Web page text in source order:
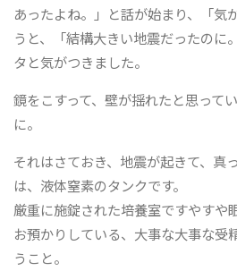
あったよね。」と話が始まり、「気
うと、「結構大きい地震だったのに
タと気がつきました。
鏡をこすって、壁が揺れたと思って
に。
それはさておき、地震が起きて、真
は、液体窒素のタンクです。
厳重に施錠された培養室ですやすや
お預かりしている、大事な大事な受
うこと。